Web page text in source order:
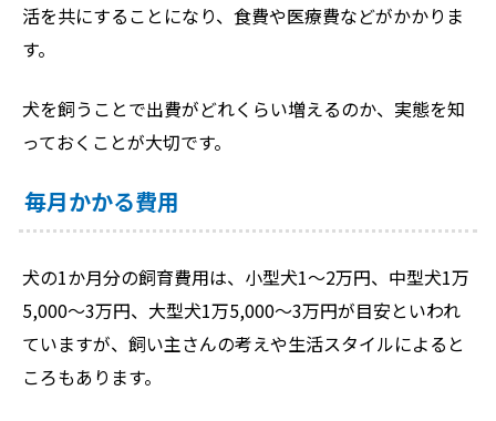
活を共にすることになり、食費や医療費などがかかりま
す。
犬を飼うことで出費がどれくらい増えるのか、実態を知
っておくことが大切です。
毎月かかる費用
犬の1か月分の飼育費用は、小型犬1～2万円、中型犬1万
5,000～3万円、大型犬1万5,000～3万円が目安といわれ
ていますが、飼い主さんの考えや生活スタイルによると
ころもあります。